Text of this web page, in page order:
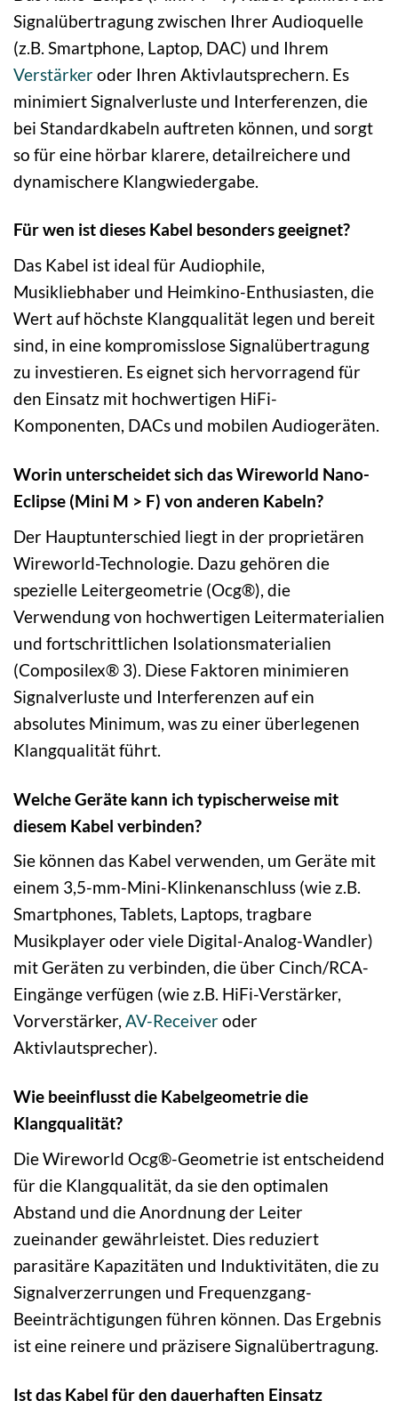
Signalübertragung zwischen Ihrer Audioquelle
(z.B. Smartphone, Laptop, DAC) und Ihrem
Verstärkeroder Ihren Aktivlautsprechern. Es
minimiert Signalverluste und Interferenzen, die
bei Standardkabeln auftreten können, und sorgt
so für eine hörbar klarere, detailreichere und
dynamischere Klangwiedergabe.
Für wen ist dieses Kabel besonders geeignet?
Das Kabel ist ideal für Audiophile,
Musikliebhaber und Heimkino-Enthusiasten, die
Wert auf höchste Klangqualität legen und bereit
sind, in eine kompromisslose Signalübertragung
zu investieren. Es eignet sich hervorragend für
den Einsatz mit hochwertigen HiFi-
Komponenten, DACs und mobilen Audiogeräten.
Worin unterscheidet sich das Wireworld Nano-
Eclipse (Mini M > F) von anderen Kabeln?
Der Hauptunterschied liegt in der proprietären
Wireworld-Technologie. Dazu gehören die
spezielle Leitergeometrie (Ocg®), die
Verwendung von hochwertigen Leitermaterialien
und fortschrittlichen Isolationsmaterialien
(Composilex® 3). Diese Faktoren minimieren
Signalverluste und Interferenzen auf ein
absolutes Minimum, was zu einer überlegenen
Klangqualität führt.
Welche Geräte kann ich typischerweise mit
diesem Kabel verbinden?
Sie können das Kabel verwenden, um Geräte mit
einem 3,5-mm-Mini-Klinkenanschluss (wie z.B.
Smartphones, Tablets, Laptops, tragbare
Musikplayer oder viele Digital-Analog-Wandler)
mit Geräten zu verbinden, die über Cinch/RCA-
Eingänge verfügen (wie z.B. HiFi-Verstärker,
Vorverstärker, AV-Receiveroder
Aktivlautsprecher).
Wie beeinflusst die Kabelgeometrie die
Klangqualität?
Die Wireworld Ocg®-Geometrie ist entscheidend
für die Klangqualität, da sie den optimalen
Abstand und die Anordnung der Leiter
zueinander gewährleistet. Dies reduziert
parasitäre Kapazitäten und Induktivitäten, die zu
Signalverzerrungen und Frequenzgang-
Beeinträchtigungen führen können. Das Ergebnis
ist eine reinere und präzisere Signalübertragung.
Ist das Kabel für den dauerhaften Einsatz